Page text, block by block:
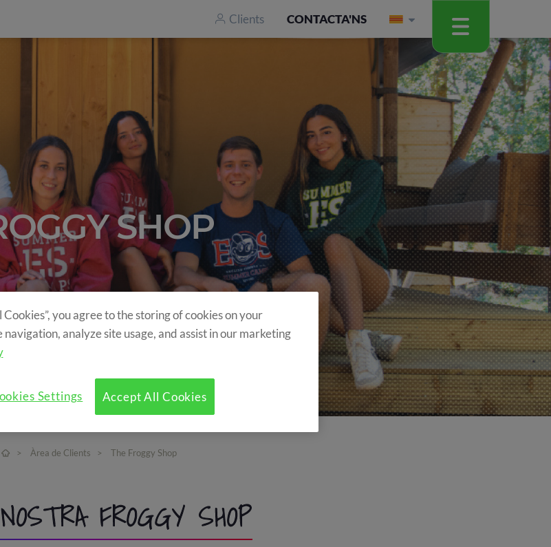
Clients CONTACTA'NS
SHOP
> Àrea de Clients > The Froggy Shop
FROGGY SHOP
you agree to the storing of cookies on your
analyze site usage, and assist in our marketing
Accept All Cookies
Settings